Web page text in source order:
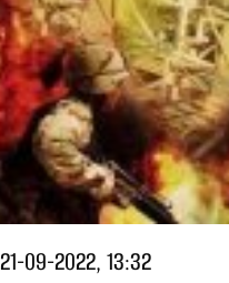
21-09-2022, 13:32